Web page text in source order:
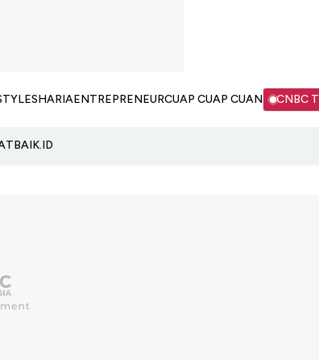
SHARIAENTREPRENEURCUAP CUAP CUAN CNBC